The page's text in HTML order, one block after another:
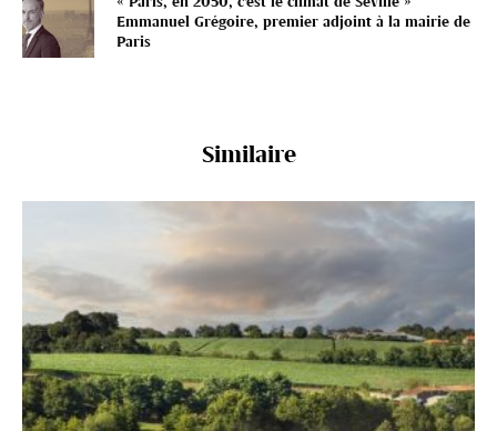
Emmanuel Grégoire, premier adjoint à la mairie de
Paris
Similaire